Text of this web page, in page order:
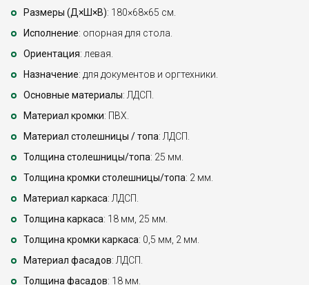
Размеры (Д×Ш×В): 180×68×65 см.
Исполнение: опорная для стола.
Ориентация: левая.
Назначение: для документов и оргтехники.
Основные материалы: ЛДСП.
Материал кромки: ПВХ.
Материал столешницы / топа: ЛДСП.
Толщина столешницы/топа: 25 мм.
Толщина кромки столешницы/топа: 2 мм.
Материал каркаса: ЛДСП.
Толщина каркаса: 18 мм, 25 мм.
Толщина кромки каркаса: 0,5 мм, 2 мм.
Материал фасадов: ЛДСП.
Толщина фасадов: 18 мм.